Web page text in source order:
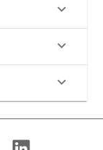
keyboard_arrow_down
keyboard_arrow_down
keyboard_arrow_down